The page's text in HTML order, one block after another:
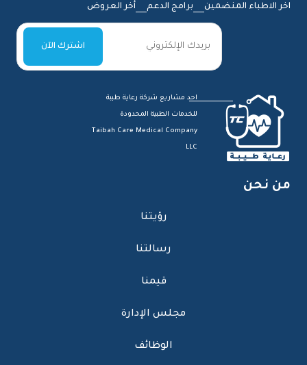
اخر الاطباء المنضمين برامج الدعم أخر العروض
احد مشاريع شركة رعاية طيبة
للخدمات الطبية المحدودة
Taibah Care Medical Company
LLC
من نحن
رؤيتنا
رسالتنا
قيمنا
مجلس الإدارة
الوظائف